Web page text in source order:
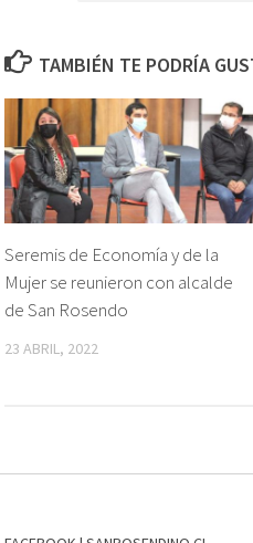
TAMBIÉN TE PODRÍA
Seremis de Economía y de la
Mujer se reunieron con alcalde
de San Rosendo
23 ABRIL, 2022